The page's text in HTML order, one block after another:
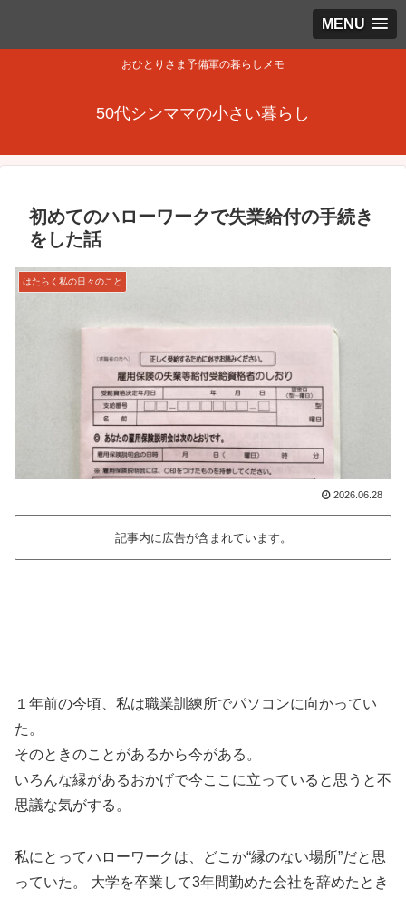
MENU
おひとりさま予備軍の暮らしメモ
50代シンママの小さい暮らし
初めてのハローワークで失業給付の手続き
をした話
はたらく私の日々のこと
2026.06.28
記事内に広告が含まれています。
１年前の今頃、私は職業訓練所でパソコンに向かってい
た。
そのときのことがあるから今がある。
いろんな縁があるおかげで今ここに立っていると思うと不
思議な気がする。
私にとってハローワークは、どこか“縁のない場所”だと思
っていた。 大学を卒業して3年間勤めた会社を辞めたとき